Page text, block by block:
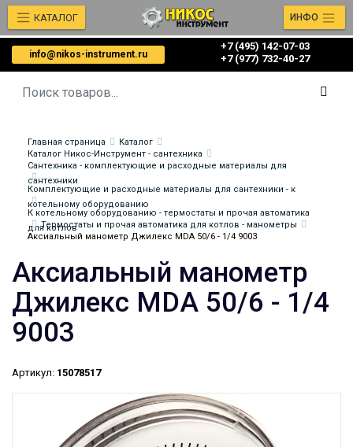
info@nikos-instrument.ru
+7 (495) 142-07-03
‎‎+7 (977) 732-40-27
КАТАЛОГ ИНФО
Главная страница
Каталог
Каталог Никос-Инструмент - сантехника
Сантехника - комплектующие и расходные материалы для
сантехники
Комплектующие и расходные материалы для сантехники - к
котельному оборудованию
К котельному оборудованию - термостаты и прочая автоматика
для котлов
Термостаты и прочая автоматика для котлов - манометры
Аксиальный манометр Джилекс MDA 50/6 - 1/4 9003
Аксиальный манометр
Джилекс MDA 50/6 - 1/4
9003
Артикул: 15078517